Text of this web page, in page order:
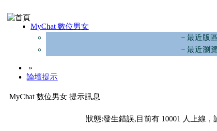
MyChat 數位男女
－最近版
－最近瀏
»
論壇提示
MyChat 數位男女 提示訊息
狀態:發生錯誤,目前有 10001 人上線